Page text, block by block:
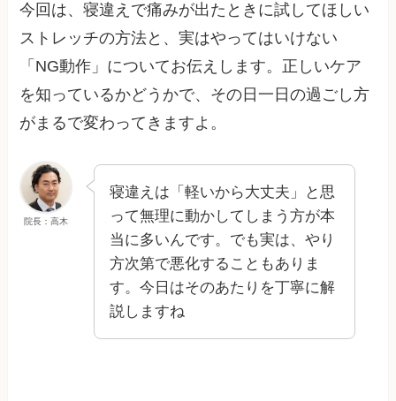
今回は、寝違えで痛みが出たときに試してほしい
ストレッチの方法と、実はやってはいけない
「NG動作」についてお伝えします。正しいケア
を知っているかどうかで、その日一日の過ごし方
がまるで変わってきますよ。
院長：高木
寝違えは「軽いから大丈夫」と思
って無理に動かしてしまう方が本
当に多いんです。でも実は、やり
方次第で悪化することもありま
す。今日はそのあたりを丁寧に解
説しますね